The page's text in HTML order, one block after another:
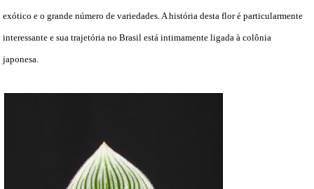
exótico e o grande número de variedades. A história desta flor é particularmente
interessante e sua trajetória no Brasil está intimamente ligada à colônia
japonesa.